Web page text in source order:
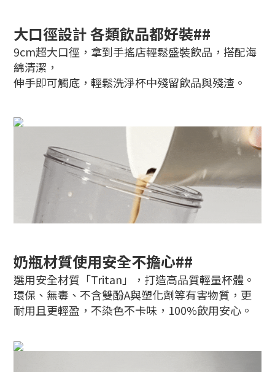
大口徑設計 各類飲品都好裝##
9cm超大口徑，拿到手搖店輕鬆盛裝飲品，搭配海
綿清潔，
伸手即可觸底，輕鬆洗淨杯中殘留飲品與殘渣。
奶瓶材質使用安全不擔心##
選用安全材質「Tritan」，打造高品質輕量杯體。
環保、無毒、不含雙酚A與塑化劑等有害物質，更
耐用且更輕盈，不染色不卡味，100%飲用安心。